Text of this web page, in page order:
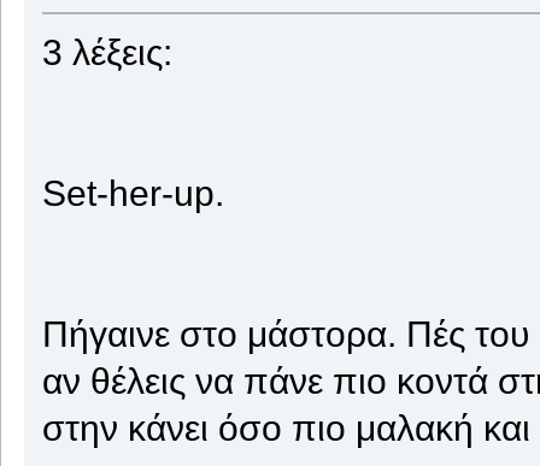
3 λέξεις:
Set-her-up.
Πήγαινε στο μάστορα. Πές
αν θέλεις να πάνε πιο κοντά
στην κάνει όσο πιο μαλακή και